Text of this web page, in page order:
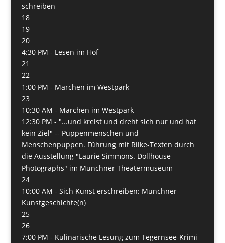
schreiben
18
19
20
4:30 PM - Lesen im Hof
21
22
1:00 PM - Märchen im Westpark
23
10:30 AM - Märchen im Westpark
12:30 PM - "...und kreist und dreht sich nur und hat
kein Ziel" -- Puppenmenschen und
Menschenpuppen. Führung mit Rilke-Texten durch
die Ausstellung "Laurie Simmons. Dollhouse
Photographs" im Münchner Theatermuseum
24
10:00 AM - Sich Kunst erschreiben: Münchner
Kunstgeschichte(n)
25
26
7:00 PM - Kulinarische Lesung zum Tegernsee-Krimi